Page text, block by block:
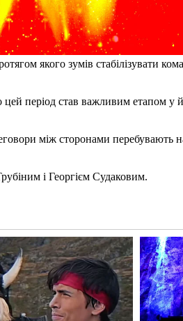
якого зумів стабілізувати
період став важливим етапом
між сторонами перебувають
і Георгієм Судаковим.